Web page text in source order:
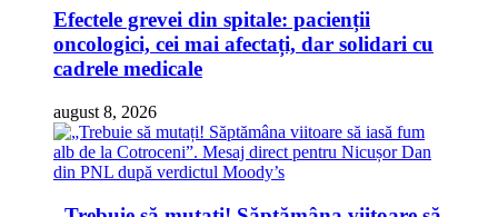
Efectele grevei din spitale: pacienții
oncologici, cei mai afectați, dar solidari cu
cadrele medicale
august 8, 2026